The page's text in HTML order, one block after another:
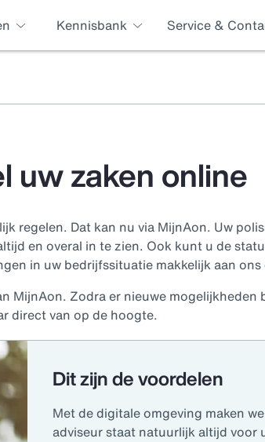
Kennisbank Service &
uw zaken online
regelen. Dat kan nu via MijnAon. Uw
en overal in te zien. Ook kunt u de
in uw bedrijfssituatie makkelijk aan ons
MijnAon. Zodra er nieuwe mogelijkheden
direct van op de hoogte.
Dit zijn de voordelen
Met de digitale omgeving maken
adviseur staat natuurlijk altijd voor